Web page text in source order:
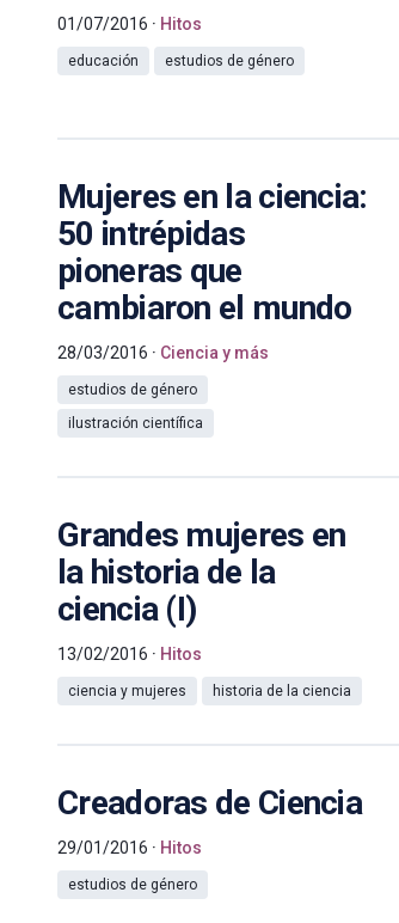
01/07/2016 Hitos
educación estudios de género
Mujeres en la ciencia:
50 intrépidas
pioneras que
cambiaron el mundo
28/03/2016 Ciencia y más
estudios de género
ilustración científica
Grandes mujeres en
la historia de la
ciencia (I)
13/02/2016 Hitos
ciencia y mujeres historia de la ciencia
Creadoras de Ciencia
29/01/2016 Hitos
estudios de género